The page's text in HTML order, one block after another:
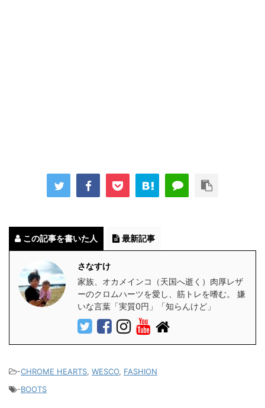
この記事を書いた人 最新記事
さなすけ
家族、オカメインコ（天国へ逝く）肉厚レザ
ーのクロムハーツを愛し、筋トレを嗜む。 嫌
いな言葉「実質0円」「知らんけど」
-CHROME HEARTS, WESCO, FASHION
-BOOTS